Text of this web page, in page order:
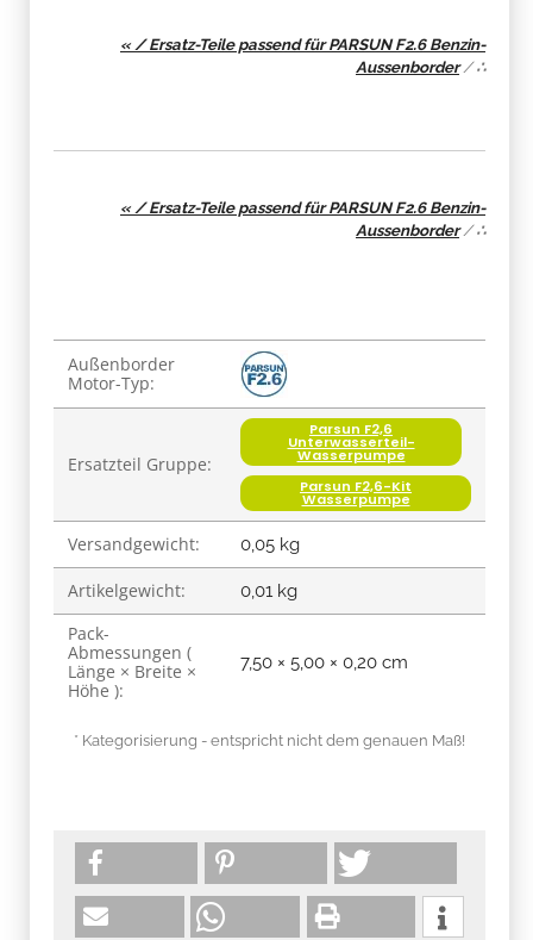
« / Ersatz-Teile passend für PARSUN F2.6 Benzin-
Aussenborder/∴
« / Ersatz-Teile passend für PARSUN F2.6 Benzin-
Aussenborder/∴
Produkteigenschaft
Wert
Außenborder
Motor-Typ:
Ersatzteil Gruppe:
Parsun F2,6
Unterwasserteil-
Wasserpumpe
Parsun F2,6-Kit
Wasserpumpe
Versandgewicht: 0,05 kg
Artikelgewicht: 0,01 kg
Pack-
Abmessungen (
Länge × Breite ×
Höhe ):
7,50 × 5,00 × 0,20 cm
* Kategorisierung - entspricht nicht dem genauen Maß!